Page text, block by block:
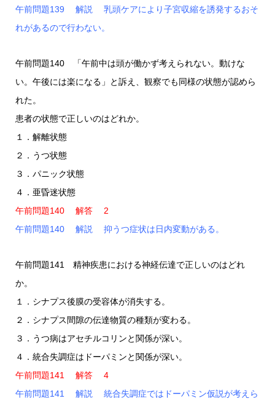
午前問題139 解説 乳頭ケアにより子宮収縮を誘発するおそ
れがあるので行わない。
午前問題140 「午前中は頭が働かず考えられない。動けな
い。午後には楽になる」と訴え、観察でも同様の状態が認めら
れた。
患者の状態で正しいのはどれか。
１．解離状態
２．うつ状態
３．パニック状態
４．亜昏迷状態
午前問題140 解答 2
午前問題140 解説 抑うつ症状は日内変動がある。
午前問題141 精神疾患における神経伝達で正しいのはどれ
か。
１．シナプス後膜の受容体が消失する。
２．シナプス間隙の伝達物質の種類が変わる。
３．うつ病はアセチルコリンと関係が深い。
４．統合失調症はドーパミンと関係が深い。
午前問題141 解答 4
午前問題141 解説 統合失調症ではドーパミン仮説が考えら